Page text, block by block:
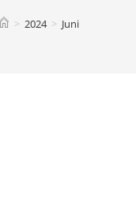
> 2024 > Juni